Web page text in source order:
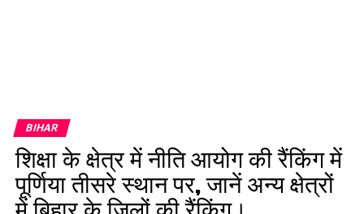
BIHAR
शिक्षा के क्षेत्र में नीति आयोग की रैंकिंग में
पूर्णिया तीसरे स्थान पर, जानें अन्य क्षेत्रों